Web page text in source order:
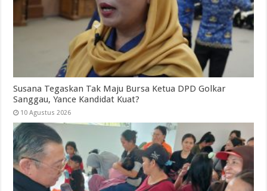
Susana Tegaskan Tak Maju Bursa Ketua DPD Golkar
Sanggau, Yance Kandidat Kuat?
10 Agustus 2026